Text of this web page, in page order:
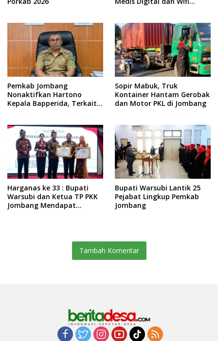
Pemkab Jombang
Nonaktifkan Hartono
Kepala Bapperida, Terkait
Sopir Mabuk, Truk
Kontainer Hantam Gerobak
dan Motor PKL di Jombang
Harganas ke 33 : Bupati
Warsubi dan Ketua TP PKK
Jombang Mendapat
Bupati Warsubi Lantik 25
Pejabat Lingkup Pemkab
Jombang
Tambah Komentar